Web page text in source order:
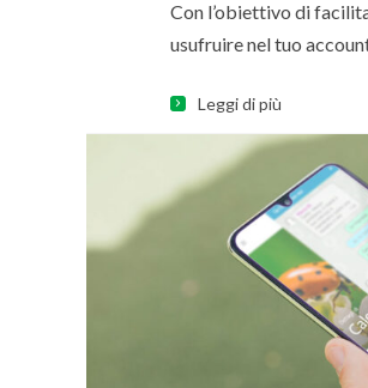
Con l’obiettivo di
usufruire nel tuo
Leggi di più